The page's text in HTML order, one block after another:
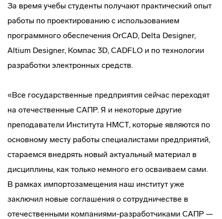
За время учебы студенты получают практический опыт
работы по проектированию с использованием
программного обеспечения OrCAD, Delta Designer,
Altium Designer, Компас 3D, CADFLO и по технологии
разработки электронных средств.
«Все государственные предприятия сейчас переходят
на отечественные САПР. Я и некоторые другие
преподаватели Института НМСТ, которые являются по
основному месту работы специалистами предприятий,
стараемся внедрять новый актуальный материал в
дисциплины, как только немного его осваиваем сами.
В рамках импортозамещения наш институт уже
заключил новые соглашения о сотрудничестве в
отечественными компаниями-разработчиками САПР —